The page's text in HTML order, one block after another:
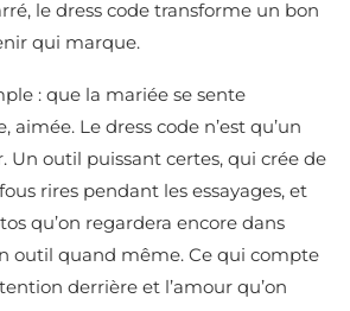
le dress code transforme un bon
qui marque.
: que la mariée se sente
aimée. Le dress code n’est qu’un
Un outil puissant certes, qui crée de
rires pendant les essayages, et
qu’on regardera encore dans
outil quand même. Ce qui compte
derrière et l’amour qu’on